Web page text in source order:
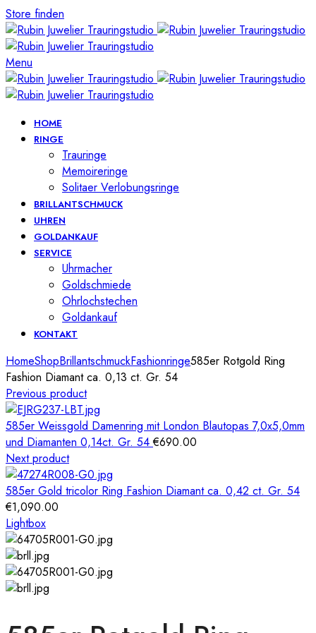
Store finden
Menu
HOME
RINGE
Trauringe
Memoireringe
Solitaer Verlobungsringe
BRILLANTSCHMUCK
UHREN
GOLDANKAUF
SERVICE
Uhrmacher
Goldschmiede
Ohrlochstechen
Goldankauf
KONTAKT
HomeShopBrillantschmuckFashionringe585er Rotgold Ring
Fashion Diamant ca. 0,13 ct. Gr. 54
Previous product
585er Weissgold Damenring mit London Blautopas 7,0x5,0mm
und Diamanten 0,14ct. Gr. 54€690.00
Next product
585er Gold tricolor Ring Fashion Diamant ca. 0,42 ct. Gr. 54
€1,090.00
Lightbox